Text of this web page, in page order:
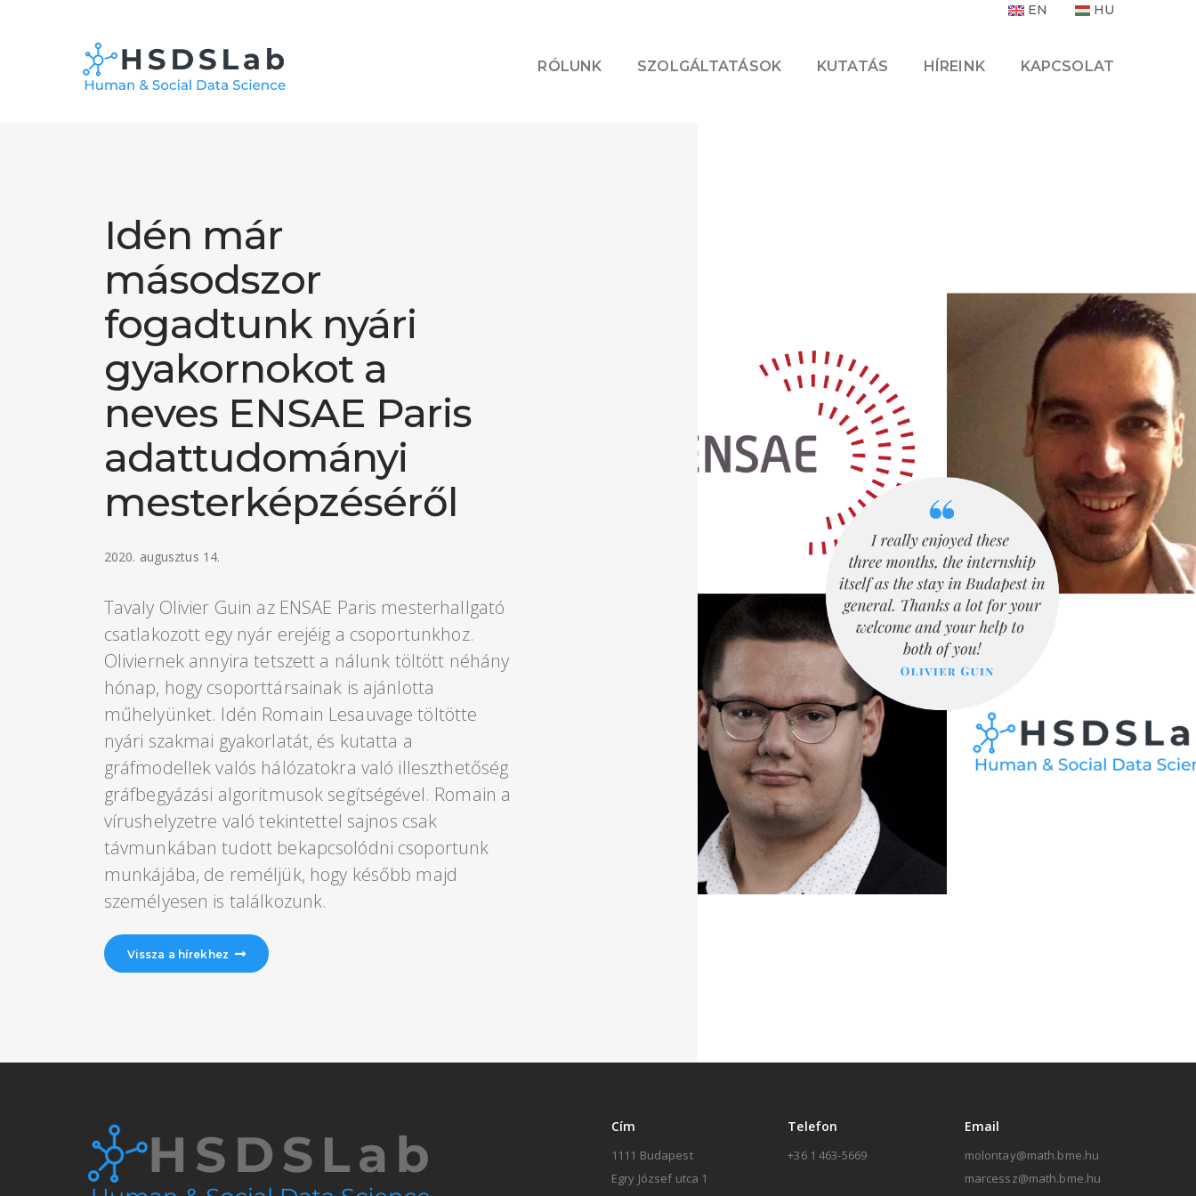
EN HU
RÓLUNK SZOLGÁLTATÁSOK KUTATÁS HÍREINK KAPCSOLAT
Idén már
másodszor
fogadtunk nyári
gyakornokot a
neves ENSAE Paris
adattudományi
mesterképzéséről
2020. augusztus 14.
Tavaly Olivier Guin az ENSAE Paris mesterhallgató
csatlakozott egy nyár erejéig a csoportunkhoz.
Oliviernek annyira tetszett a nálunk töltött néhány
hónap, hogy csoporttársainak is ajánlotta
műhelyünket. Idén Romain Lesauvage töltötte
nyári szakmai gyakorlatát, és kutatta a
gráfmodellek valós hálózatokra való illeszthetőség
gráfbegyázási algoritmusok segítségével. Romain a
vírushelyzetre való tekintettel sajnos csak
távmunkában tudott bekapcsolódni csoportunk
munkájába, de reméljük, hogy később majd
személyesen is találkozunk.
Vissza a hírekhez
Cím
1111 Budapest
Egry József utca 1
Telefon
+36 1 463-5669
Email
molontay@math.bme.hu
marcessz@math.bme.hu